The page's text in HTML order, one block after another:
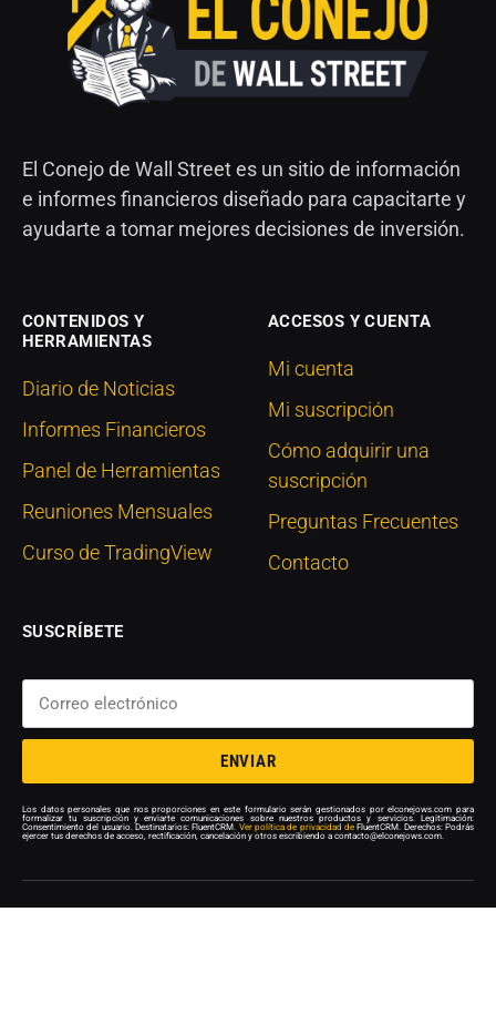
El Conejo de Wall Street es un sitio de información
e informes financieros diseñado para capacitarte y
ayudarte a tomar mejores decisiones de inversión.
CONTENIDOS Y
HERRAMIENTAS
Diario de Noticias
Informes Financieros
Panel de Herramientas
Reuniones Mensuales
Curso de TradingView
ACCESOS Y CUENTA
Mi cuenta
Mi suscripción
Cómo adquirir una
suscripción
Preguntas Frecuentes
Contacto
SUSCRÍBETE
ENVIAR
Los datos personales que nos proporciones en este formulario serán gestionados por elconejows.com para
formalizar tu suscripción y enviarte comunicaciones sobre nuestros productos y servicios. Legitimación:
Consentimiento del usuario. Destinatarios: FluentCRM. Ver política de privacidad de FluentCRM. Derechos: Podrás
ejercer tus derechos de acceso, rectificación, cancelación y otros escribiendo a contacto@elconejows.com.